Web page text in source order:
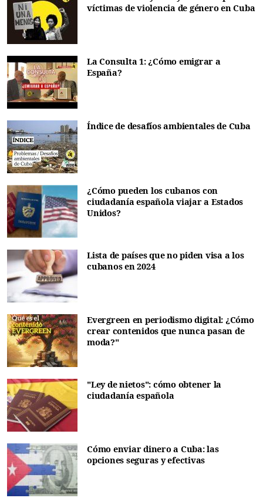
víctimas de violencia de género en Cuba
La Consulta 1: ¿Cómo emigrar a
España?
Índice de desafíos ambientales de Cuba
¿Cómo pueden los cubanos con
ciudadanía española viajar a Estados
Unidos?
Lista de países que no piden visa a los
cubanos en 2024
Evergreen en periodismo digital: ¿Cómo
crear contenidos que nunca pasan de
moda?"
"Ley de nietos": cómo obtener la
ciudadanía española
Cómo enviar dinero a Cuba: las
opciones seguras y efectivas